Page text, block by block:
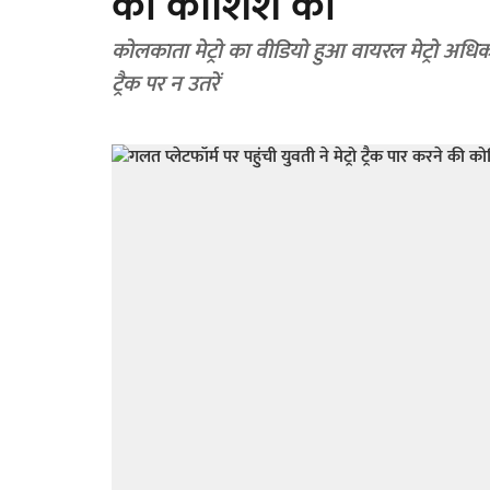
कोलकाता मेट्रो का वीडियो हुआ वायरल मेट्रो अधिकारियों ने यात्रियों से की अपील किसी भी परिस्थिति में मेट्रो
ट्रैक पर न उतरें